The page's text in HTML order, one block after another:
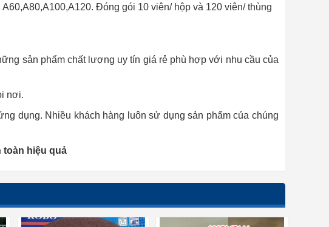
Đóng gói 10 viên/ hộp và 120 viên/ thùng
sản phẩm chất lượng uy tín giá rẻ phù hợp với nhu cầu của
nơi.
dụng. Nhiều khách hàng luôn sử dụng sản phẩm của chúng
toàn hiệu quả